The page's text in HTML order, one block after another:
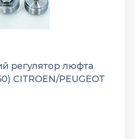
регулятор люфта
CITROEN/PEUGEOT